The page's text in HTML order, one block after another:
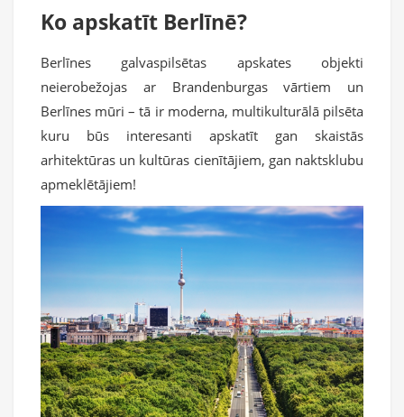
Ko apskatīt Berlīnē?
Berlīnes galvaspilsētas apskates objekti
neierobežojas ar Brandenburgas vārtiem un
Berlīnes mūri – tā ir moderna, multikulturālā pilsēta
kuru būs interesanti apskatīt gan skaistās
arhitektūras un kultūras cienītājiem, gan naktsklubu
apmeklētājiem!